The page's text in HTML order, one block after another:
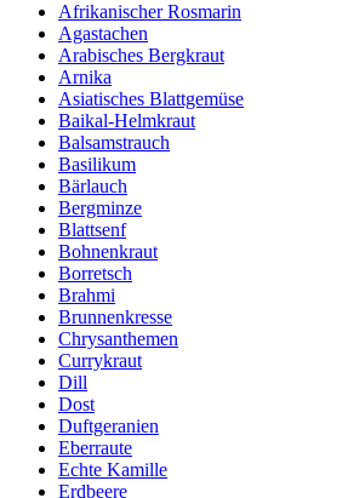
Afrikanischer Rosmarin
Agastachen
Arabisches Bergkraut
Arnika
Asiatisches Blattgemüse
Baikal-Helmkraut
Balsamstrauch
Basilikum
Bärlauch
Bergminze
Blattsenf
Bohnenkraut
Borretsch
Brahmi
Brunnenkresse
Chrysanthemen
Currykraut
Dill
Dost
Duftgeranien
Eberraute
Echte Kamille
Erdbeere